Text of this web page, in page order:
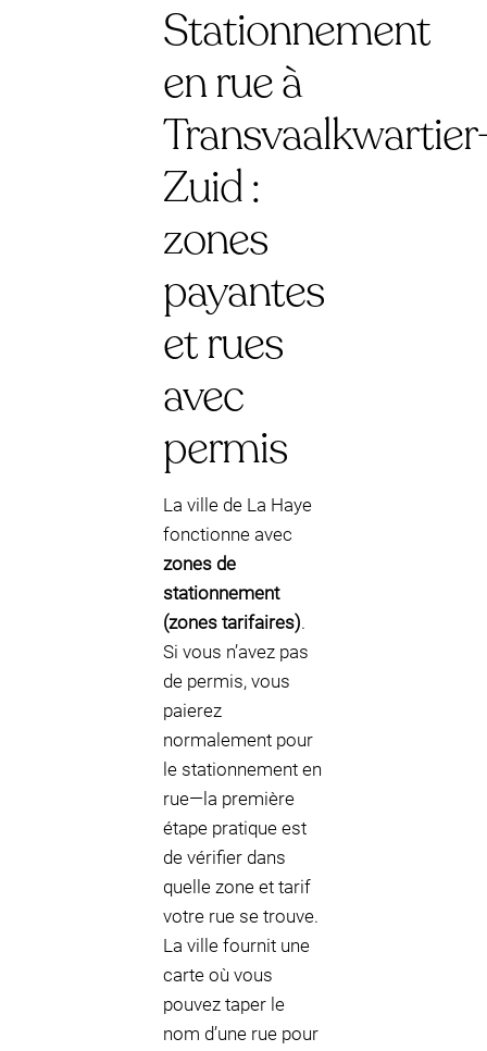
Stationnement
en rue à
Zuid :
zones
payantes
et rues
avec
permis
La ville de La Haye
fonctionne avec
zones de
stationnement
(zones tarifaires).
Si vous n’avez pas
de permis, vous
paierez
normalement pour
le stationnement en
rue—la première
étape pratique est
de vérifier dans
quelle zone et tarif
votre rue se trouve.
La ville fournit une
carte où vous
pouvez taper le
nom d’une rue pour